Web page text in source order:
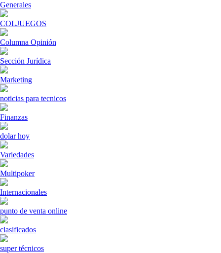
Generales
COLJUEGOS
Columna Opinión
Sección Jurídica
Marketing
noticias para tecnicos
Finanzas
dolar hoy
Variedades
Multipoker
Internacionales
punto de venta online
clasificados
super técnicos